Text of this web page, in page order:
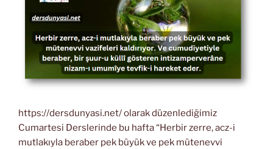
https://dersdunyasi.net/ olarak düzenlediğimiz
Cumartesi Derslerinde bu hafta “Herbir zerre, acz-i
mutlakıyla beraber pek büyük ve pek mütenevvi